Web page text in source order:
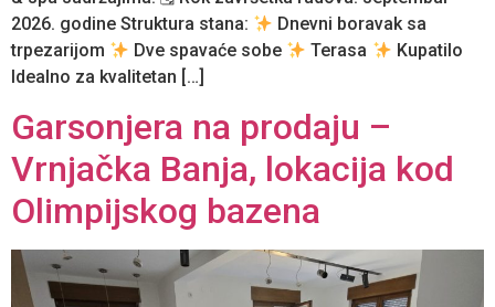
2026. godine Struktura stana:
Dnevni boravak sa
trpezarijom
Dve spavaće sobe Terasa
Kupatilo
Idealno za kvalitetan […]
Garsonjera na prodaju –
Vrnjačka Banja, lokacija kod
Olimpijskog bazena